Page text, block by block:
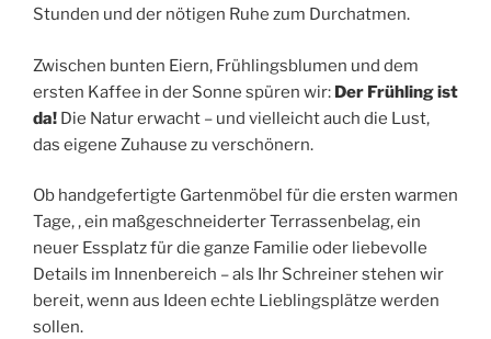
Stunden und der nötigen Ruhe zum Durchatmen.
Zwischen bunten Eiern, Frühlingsblumen und dem
ersten Kaffee in der Sonne spüren wir: Der Frühling ist
da! Die Natur erwacht – und vielleicht auch die Lust,
das eigene Zuhause zu verschönern.
Ob handgefertigte Gartenmöbel für die ersten warmen
Tage, , ein maßgeschneiderter Terrassenbelag, ein
neuer Essplatz für die ganze Familie oder liebevolle
Details im Innenbereich – als Ihr Schreiner stehen wir
bereit, wenn aus Ideen echte Lieblingsplätze werden
sollen.